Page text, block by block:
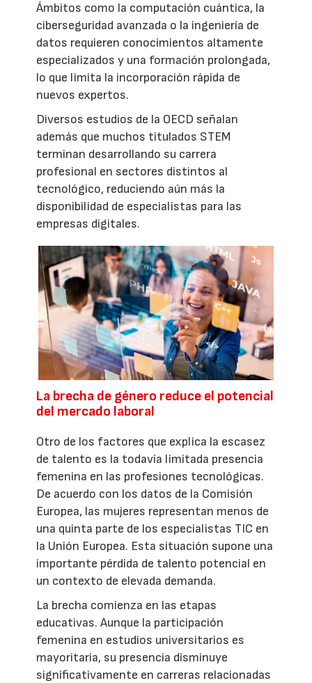
Ámbitos como la computación cuántica, la
ciberseguridad avanzada o la ingeniería de
datos requieren conocimientos altamente
especializados y una formación prolongada,
lo que limita la incorporación rápida de
nuevos expertos.
Diversos estudios de la OECD señalan
además que muchos titulados STEM
terminan desarrollando su carrera
profesional en sectores distintos al
tecnológico, reduciendo aún más la
disponibilidad de especialistas para las
empresas digitales.
La brecha de género reduce el potencial
del mercado laboral
Otro de los factores que explica la escasez
de talento es la todavía limitada presencia
femenina en las profesiones tecnológicas.
De acuerdo con los datos de la Comisión
Europea, las mujeres representan menos de
una quinta parte de los especialistas TIC en
la Unión Europea. Esta situación supone una
importante pérdida de talento potencial en
un contexto de elevada demanda.
La brecha comienza en las etapas
educativas. Aunque la participación
femenina en estudios universitarios es
mayoritaria, su presencia disminuye
significativamente en carreras relacionadas